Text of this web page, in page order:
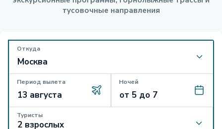
тусовочные направления
Откуда
Период вылета Ночей
Туристы